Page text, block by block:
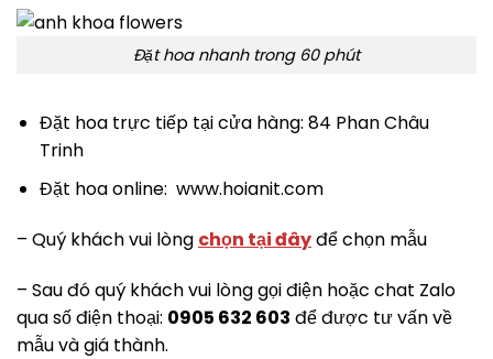
Đặt hoa nhanh trong 60 phút
Đặt hoa trực tiếp tại cửa hàng: 84 Phan Châu
Trinh
Đặt hoa online: www.hoianit.com
– Quý khách vui lòng chọn tại đâyđể chọn mẫu
– Sau đó quý khách vui lòng gọi điện hoặc chat Zalo
qua số điện thoại: 0905 632 603 để được tư vấn về
mẫu và giá thành.